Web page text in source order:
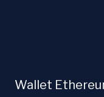
Wallet